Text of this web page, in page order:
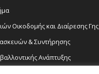
Οικοδομής και Διαίρεσης Γης
& Συντήρησης
Ανάπτυξης